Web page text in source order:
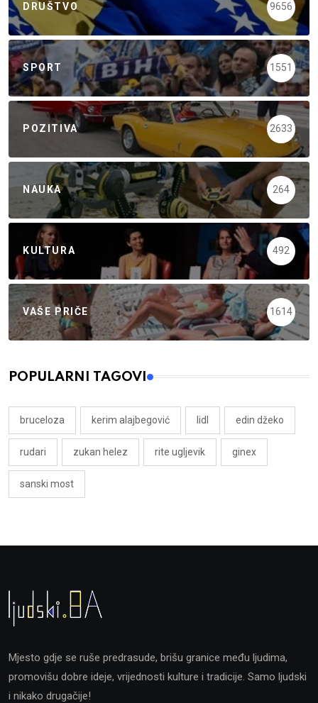
DRUŠTVO 9656
SPORT 1551
POZITIVA 2633
NAUKA 264
KULTURA 492
VAŠE PRIČE 1614
POPULARNI TAGOVI
bruceloza kerim alajbegović lidl edin džeko
rudari zukan helez rite ugljevik ginex
sanski most
Mjesto gdje se ruše predrasude, brišu granice među ljudima,
promovišu dobre ideje, vrijednosti kulture i tradicije. Samo ljudski
i nikako drugačije!